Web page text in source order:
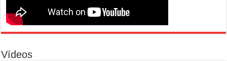
Vídeos